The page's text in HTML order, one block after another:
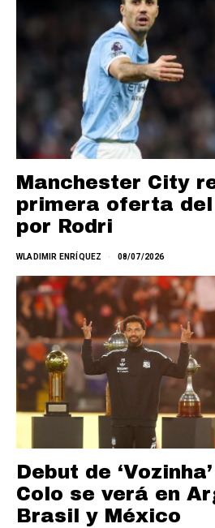
Manchester City
primera oferta
por Rodri
WLADIMIR ENRÍQUEZ 08/07/2026
Debut de
Colo se verá en
Brasil y México